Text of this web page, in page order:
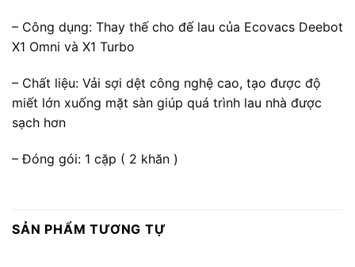
– Công dụng: Thay thế cho đế lau của Ecovacs Deebot
X1 Omni và X1 Turbo
– Chất liệu: Vải sợi dệt công nghệ cao, tạo được độ
miết lớn xuống mặt sàn giúp quá trình lau nhà được
sạch hơn
– Đóng gói: 1 cặp ( 2 khăn )
SẢN PHẨM TƯƠNG TỰ